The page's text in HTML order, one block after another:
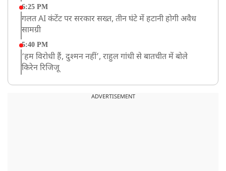
6:25 PM
गलत AI कंटेंट पर सरकार सख्त, तीन घंटे में हटानी होगी अवैध
सामग्री
5:40 PM
‘हम विरोधी हैं, दुश्मन नहीं’, राहुल गांधी से बातचीत में बोले
किरेन रिजिजू
झारखंड के छात्रों को CJP का समर्थन, रांची पहुंच रहा CJP का
ADVERTISEMENT